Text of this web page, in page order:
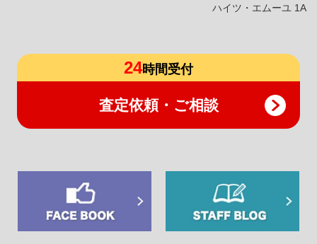
ハイツ・エムーユ 1A
24時間受付
査定依頼・ご相談